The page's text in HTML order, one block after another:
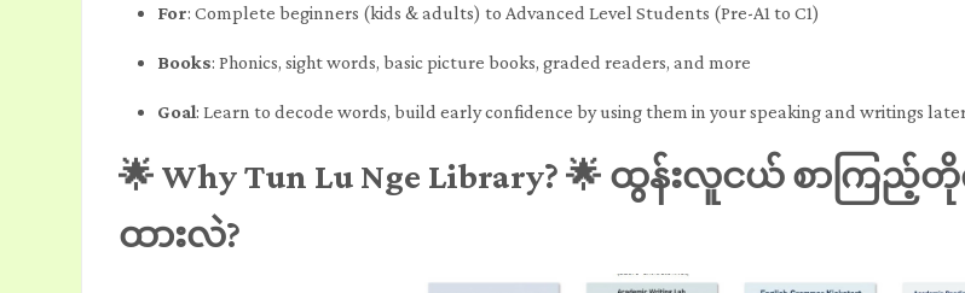
For: Complete beginners (kids & adults) to Advanced Level Students (Pre-A1 to C1)
Books: Phonics, sight words, basic picture books, graded readers, and more
Goal: Learn to decode words, build early confidence by using them in your speaking and writings
🌟 Why Tun Lu Nge Library?🌟 ထွန်းလူငယ် စာကြည့်
ထားလဲ?